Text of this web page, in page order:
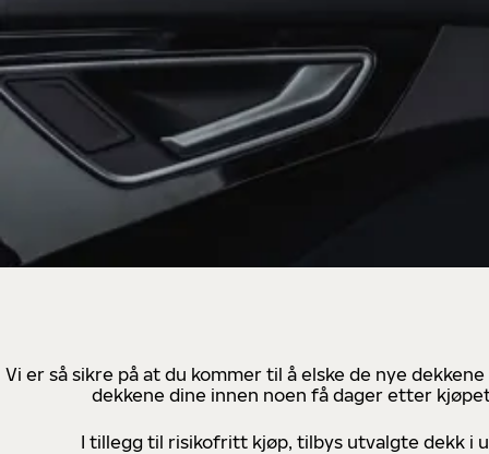
Vi er så sikre på at du kommer til å elske de nye
dekkene dine innen noen få dager etter
I tillegg til risikofritt kjøp, tilbys utvalgte dekk i